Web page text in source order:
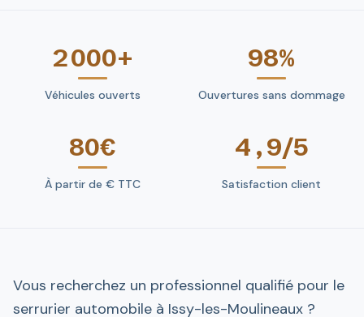
2 000+
Véhicules ouverts
98%
Ouvertures sans dommage
80€
À partir de € TTC
4,9/5
Satisfaction client
Vous recherchez un professionnel qualifié pour le
serrurier automobile à Issy-les-Moulineaux ?